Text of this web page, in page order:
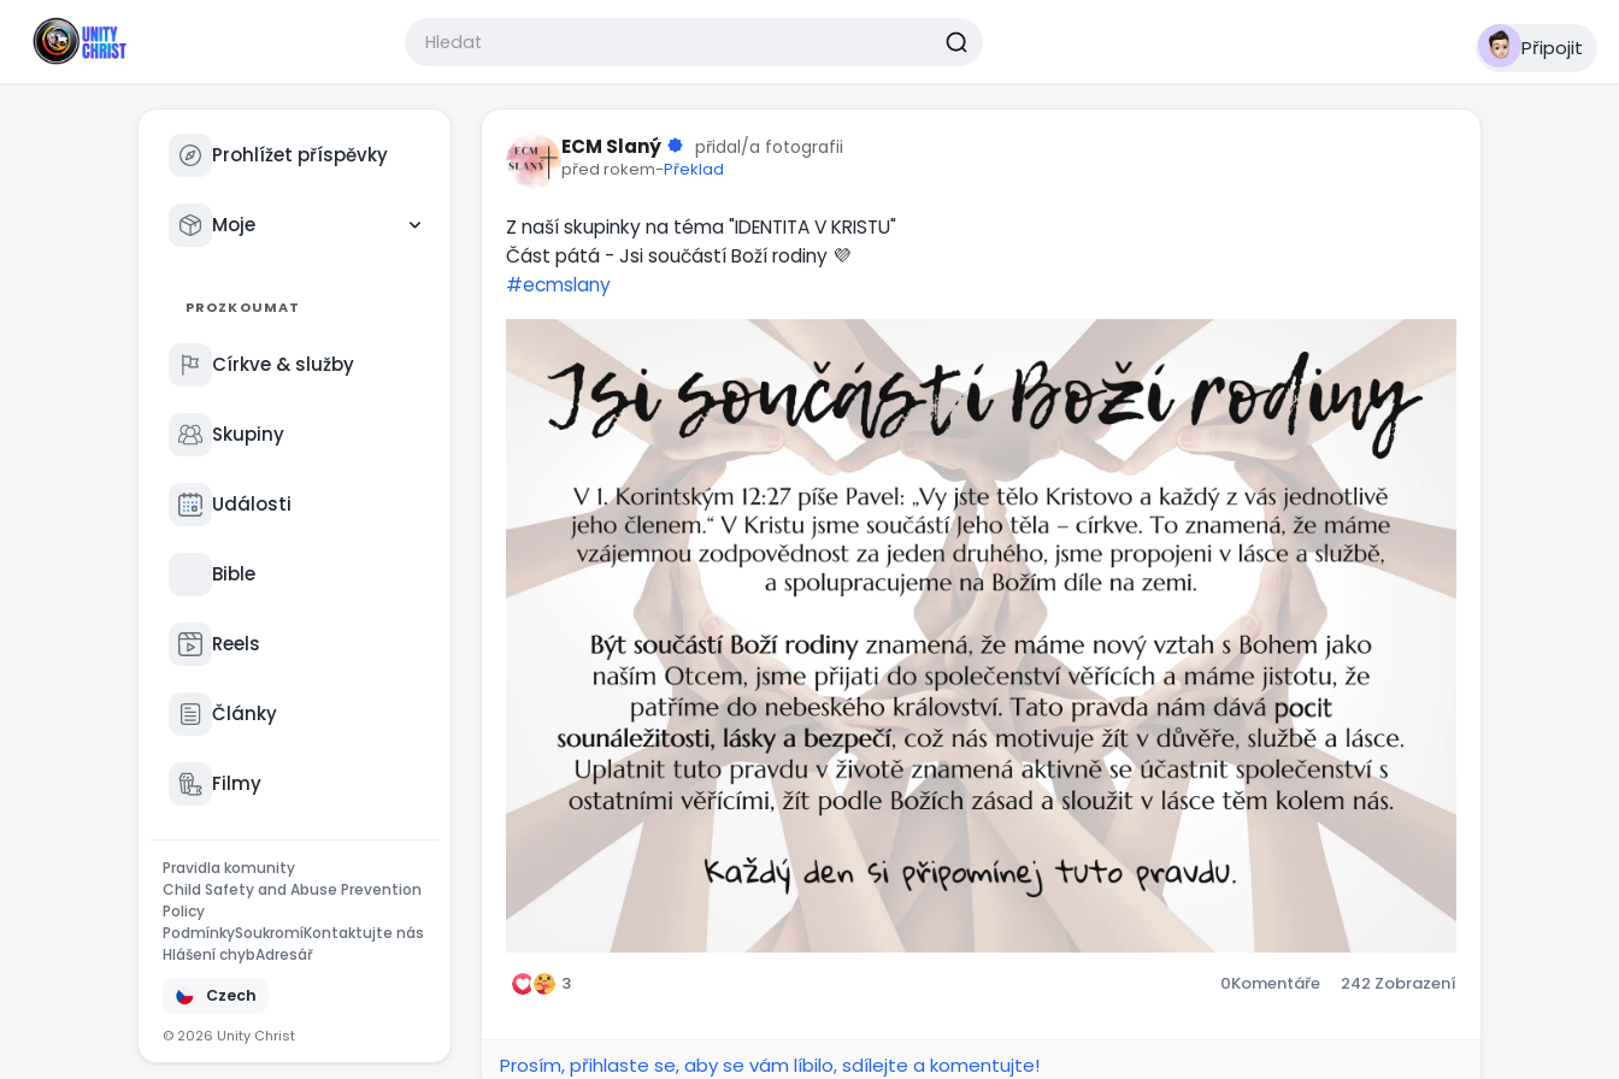
Připojit
Prohlížet příspěvky
Moje
PROZKOUMAT
Církve & služby
Skupiny
Události
Bible
Reels
Články
Filmy
Pravidla komunity
Child Safety and Abuse Prevention
Policy
PodmínkySoukromíKontaktujte nás
Hlášení chybAdresář
Czech
© 2026 Unity Christ
ECM Slaný přidal/a fotografii
před rokem-Překlad
Z naší skupinky na téma "IDENTITA V KRISTU"
Část pátá - Jsi součástí Boží rodiny 💜
#ecmslany
3 0Komentáře 242 Zobrazení
Prosím, přihlaste se, aby se vám líbilo, sdílejte a komentujte!